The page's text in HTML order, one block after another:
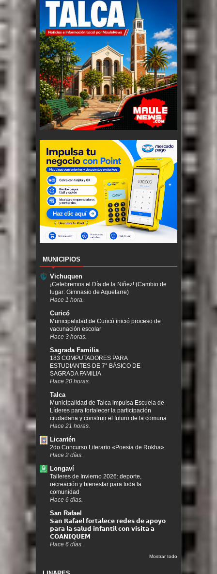
MUNICIPIOS
Vichuquen
¡Celebremos el Día de la Niñez! (Cambio de
lugar: Gimnasio de Aquelarre)
Hace 1 hora.
Curicó
Municipalidad de Curicó inició proceso de
vacunación escolar
Hace 3 horas.
Sagrada Familia
183 COMPUTADORES PARA
ESTUDIANTES DE 7° BÁSICO DE
SAGRADA FAMILIA
Hace 20 horas.
Talca
Municipalidad de Talca impulsa Escuela de
Líderes para fortalecer la participación
ciudadana y construir el futuro de la comuna
Hace 21 horas.
Licantén
2do Concurso Literario «Poesía de Rokha»
Hace 2 días.
Longaví
Talleres de Invierno 2026: deporte,
recreación y bienestar para toda la
comunidad
Hace 6 días.
San Rafael
𝗦𝗮𝗻 𝗥𝗮𝗳𝗮𝗲𝗹 𝗳𝗼𝗿𝘁𝗮𝗹𝗲𝗰𝗲 𝗿𝗲𝗱𝗲𝘀 𝗱𝗲 𝗮𝗽𝗼𝘆𝗼
𝗽𝗮𝗿𝗮 𝗹𝗮 𝘀𝗮𝗹𝘂𝗱 𝗶𝗻𝗳𝗮𝗻𝘁𝗶𝗹 𝗰𝗼𝗻 𝘃𝗶𝘀𝗶𝘁𝗮 𝗮
𝗖𝗢𝗔𝗡𝗜𝗤𝗨𝗘𝗠
Hace 6 días.
Mostrar todo